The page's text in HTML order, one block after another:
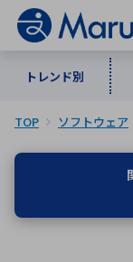
トレンド別
トレン
用途別
マーケ
商品別
メーカ
TOP ソフトウェア